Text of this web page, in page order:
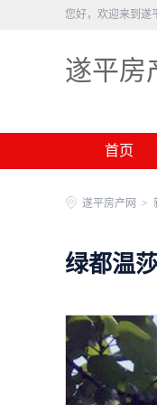
您好，欢迎来到遂
遂平房
首页
遂平房产网 >
绿都温